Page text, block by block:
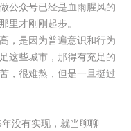
公众号已经是血雨腥风的
里才刚刚起步。
是因为普遍意识和行为
这些城市，那得有充足的
，很难熬，但是一旦挺过
没有实现，就当聊聊